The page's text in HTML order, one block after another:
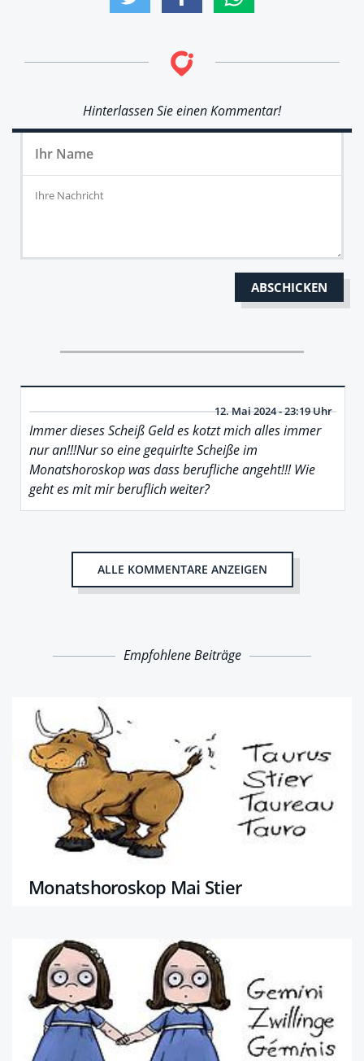
Hinterlassen Sie einen Kommentar!
12. Mai 2024 - 23:19 Uhr
Immer dieses Scheiß Geld es kotzt mich alles immer
nur an!!!Nur so eine gequirlte Scheiße im
Monatshoroskop was dass berufliche angeht!!! Wie
geht es mit mir beruflich weiter?
ALLE KOMMENTARE ANZEIGEN
Empfohlene Beiträge
Monatshoroskop Mai Stier